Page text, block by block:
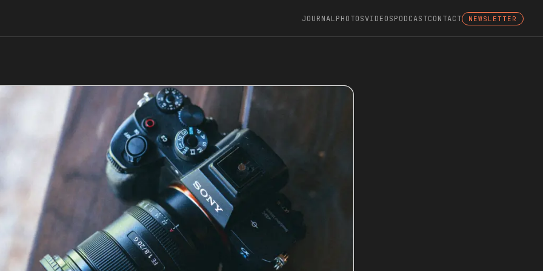
JOURNALPHOTOSVIDEOSPODCASTCONTACT NEWSLETTER